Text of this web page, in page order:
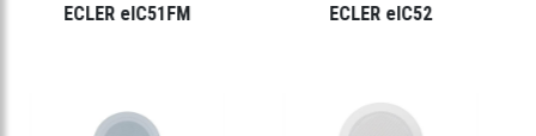
ECLER eIC51FM ECLER eIC52